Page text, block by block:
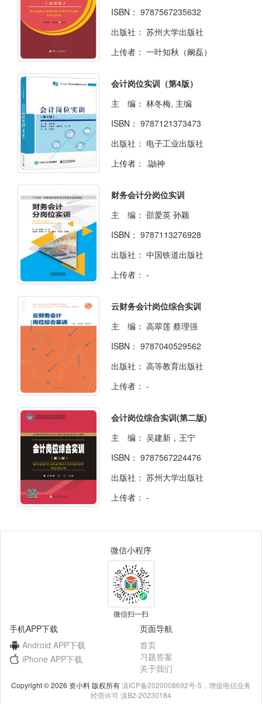
ISBN： 9787567235632
出版社： 苏州大学出版社
上传者： 一叶知秋（阚磊）
会计岗位实训（第4版）
主 编： 林冬梅, 主编
ISBN： 9787121373473
出版社： 电子工业出版社
上传者： .鼬神
财务会计分岗位实训
主 编： 邵爱英 孙颖
ISBN： 9787113276928
出版社： 中国铁道出版社
上传者： -
云财务会计岗位综合实训
主 编： 高翠莲 蔡理强
ISBN： 9787040529562
出版社： 高等教育出版社
上传者： -
会计岗位综合实训(第二版)
主 编： 吴建新，王宁
ISBN： 9787567224476
出版社： 苏州大学出版社
上传者： -
微信小程序
微信扫一扫
手机APP下载
Android APP下载
iPhone APP下载
页面导航
首页
习题答案
关于我们
Copyright © 2026 资小料 版权所有滇ICP备2020008692号-5，增值电信业务
经营许可 滇B2-20230184